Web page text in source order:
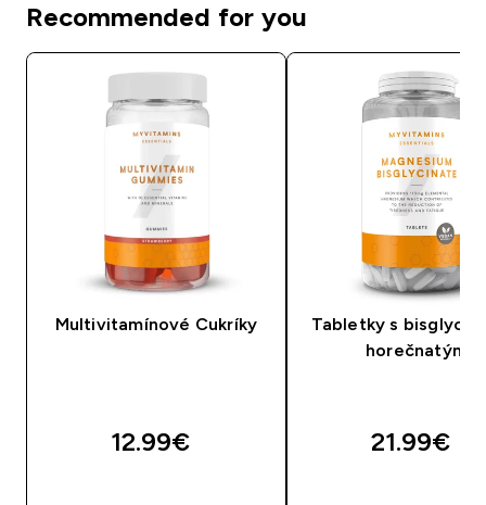
Recommended for you
Multivitamínové Cukríky
12.99€‎
Tabletky s
horečnatým
21.99€‎